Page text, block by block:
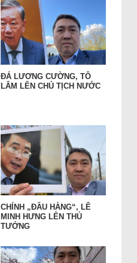
ĐÁ LƯƠNG CƯỜNG, TÔ
LÂM LÊN CHỦ TỊCH NƯỚC
CHÍNH „ĐẦU HÀNG“, LÊ
MINH HƯNG LÊN THỦ
TƯỚNG